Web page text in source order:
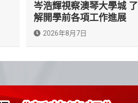
岑浩輝視察澳琴大學城 了
解開學前各項工作進展
2026年8月7日